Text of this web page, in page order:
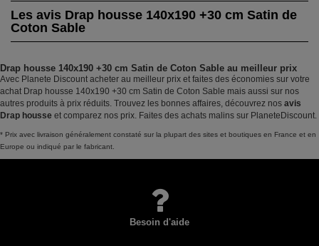
Les avis Drap housse 140x190 +30 cm Satin de
Coton Sable
Drap housse 140x190 +30 cm Satin de Coton Sable au meilleur prix
Avec Planete Discount acheter au meilleur prix et faites des économies sur votre
achat Drap housse 140x190 +30 cm Satin de Coton Sable mais aussi sur nos
autres produits à prix réduits. Trouvez les bonnes affaires, découvrez nos avis
Drap housse et comparez nos prix. Faites des achats malins sur PlaneteDiscount.
* Prix avec livraison généralement constaté sur la plupart des sites et boutiques en France et en
Europe ou indiqué par le fabricant.
Besoin d'aide